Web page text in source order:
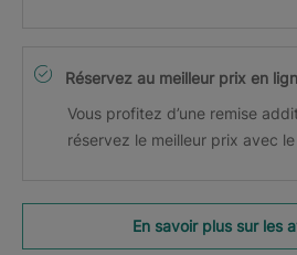
Réservez au meilleur prix en
Vous profitez d’une remise
réservez le meilleur prix avec
En savoir plus sur les